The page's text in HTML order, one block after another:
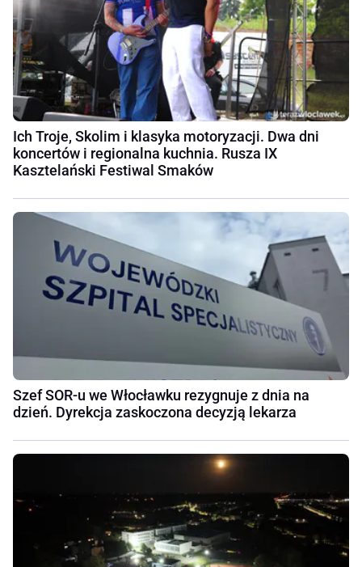
Ich Troje, Skolim i klasyka motoryzacji. Dwa dni
koncertów i regionalna kuchnia. Rusza IX
Kasztelański Festiwal Smaków
Szef SOR-u we Włocławku rezygnuje z dnia na
dzień. Dyrekcja zaskoczona decyzją lekarza